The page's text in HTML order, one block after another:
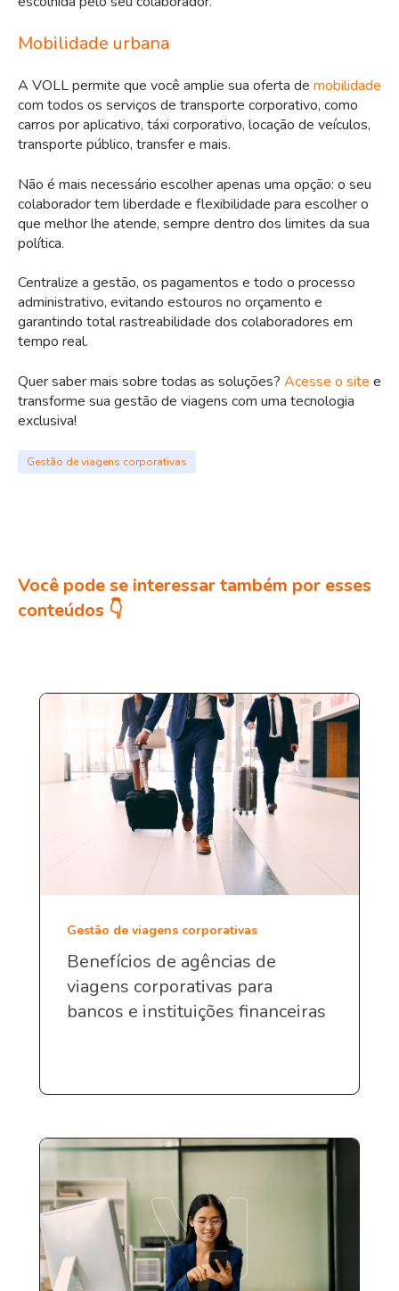
Mobilidade urbana
A VOLL permite que você amplie sua oferta de mobilidade
com todos os serviços de transporte corporativo, como
carros por aplicativo, táxi corporativo, locação de veículos,
transporte público, transfer e mais.
Não é mais necessário escolher apenas uma opção: o seu
colaborador tem liberdade e flexibilidade para escolher o
que melhor lhe atende, sempre dentro dos limites da sua
política.
Centralize a gestão, os pagamentos e todo o processo
administrativo, evitando estouros no orçamento e
garantindo total rastreabilidade dos colaboradores em
tempo real.
Quer saber mais sobre todas as soluções? Acesse o site e
transforme sua gestão de viagens com uma tecnologia
exclusiva!
Gestão de viagens corporativas
Você pode se interessar também por esses
conteúdos 👇
Gestão de viagens corporativas
Benefícios de agências de
viagens corporativas para
bancos e instituições financeiras